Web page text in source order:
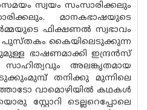
സ്വയം സംസാരിക്കലും
മാനകഭാഷയുടെ
ഫിക്ഷണല്‍ സ്വഭാവം
പുസ്തകം കൈയിലെടുക്കുന്ന
ഭാഷണമാക്കി ഇന്ദ്രന്‍സ്
അലങ്കൃതമായ
തനിക്കു മുന്നിലെ
വാമൊഴിയില്‍ കഥകള്‍
സ്റ്റോറി ടെല്ലറെപ്പോലെ